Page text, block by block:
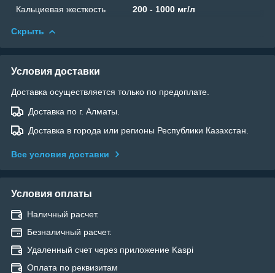
Кальциевая жесткость
200 - 1000 мг/л
Скрыть
Условия доставки
Доставка осуществляется только по предоплате.
Доставка по г. Алматы.
Доставка в города или регионы Республики Казахстан.
Все условия доставки
Условия оплаты
Наличный расчет.
Безналичный расчет.
Удаленный счет через приложение Kaspi
Оплата по реквизитам